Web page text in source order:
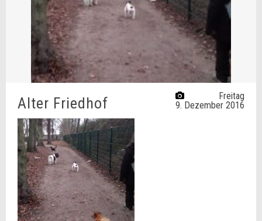
Freitag
9. Dezember 2016
Alter Friedhof